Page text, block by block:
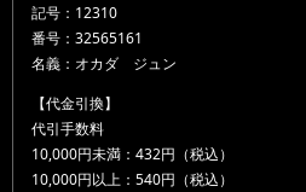
記号：12310
番号：32565161
名義：オカダ ジュン
【代金引換】
代引手数料
10,000円未満：432円（税込）
10,000円以上：540円（税込）